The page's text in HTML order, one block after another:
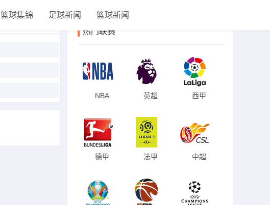
篮球集锦 足球新闻 篮球新闻
热门联赛
NBA 英超 西甲
德甲 法甲 中超